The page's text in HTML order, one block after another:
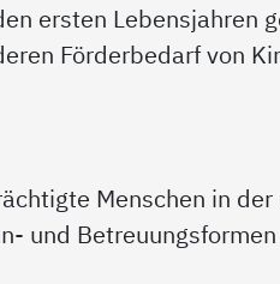
ersten Lebensjahren
Förderbedarf von
Menschen in
und